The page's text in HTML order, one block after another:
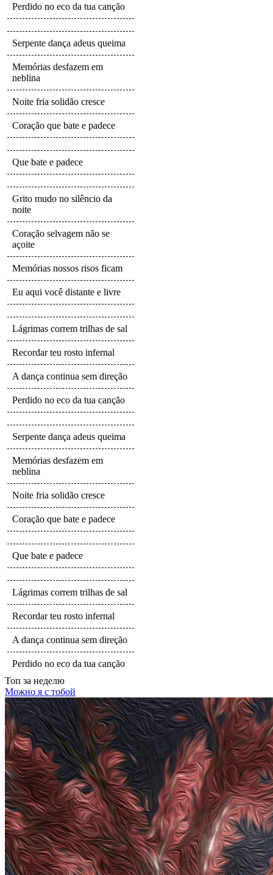
Perdido no eco da tua canção
Serpente dança adeus queima
Memórias desfazem em
neblina
Noite fria solidão cresce
Coração que bate e padece
Que bate e padece
Grito mudo no silêncio da
noite
Coração selvagem não se
açoite
Memórias nossos risos ficam
Eu aqui você distante e livre
Lágrimas correm trilhas de sal
Recordar teu rosto infernal
A dança continua sem direção
Perdido no eco da tua canção
Serpente dança adeus queima
Memórias desfazem em
neblina
Noite fria solidão cresce
Coração que bate e padece
Que bate e padece
Lágrimas correm trilhas de sal
Recordar teu rosto infernal
A dança continua sem direção
Perdido no eco da tua canção
Топ за неделю
Можно я с тобой